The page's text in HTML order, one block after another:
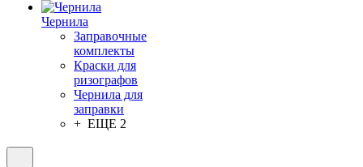
Чернила
Заправочные
комплекты
Краски для
ризографов
Чернила для
заправки
+ ЕЩЕ 2